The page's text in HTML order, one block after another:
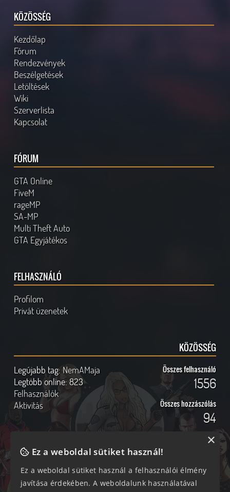
KÖZÖSSÉG
Kezdőlap
Fórum
Rendezvények
Beszélgetések
Letöltések
Wiki
Szerverlista
Kapcsolat
FÓRUM
GTA Online
FiveM
rageMP
SA-MP
Multi Theft Auto
GTA Egyjátékos
FELHASZNÁLÓ
Profilom
Privát üzenetek
KÖZÖSSÉG
Legújabb tag:NemAMaja
Legtöbb online:823
Felhasználók
Aktivitás
Összes felhasználó
1556
Összes hozzászólás
94
Online felhasználók
350 vendég, 0 tag
Kövess Minket!
Ez a weboldal sütiket használ!
Ez a weboldal sütiket használ a felhasználói élmény
javítása érdekében. A weboldalunk használatával
×